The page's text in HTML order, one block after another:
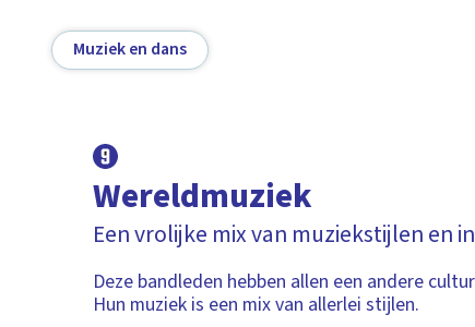
Muziek en dans
Wereldmuziek
Een vrolijke mix van muziekstijlen en
Deze bandleden hebben allen een andere
Hun muziek is een mix van allerlei stijlen.